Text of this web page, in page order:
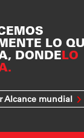
LO
DONDELO
Alcance mundial